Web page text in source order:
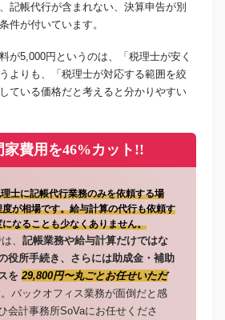
記帳代行が含まれない、決算申告が別
件が付いています。
が5,000円というのは、「税理士が安く
よりも、「税理士が対応する範囲を絞
ている価格だと考えると分かりやすい
家費用を46%カット!!
士に記帳代行業務のみを依頼する場
が相場です。給与計算の代行も依頼す
なることも少なくありません。
、 記帳業務や給与計算だけではな
役所手続き、さらには助成金・補助
を29,800円〜丸ごとお任せいただ
バックオフィス業務が面倒だと感
会計事務所SoVaにお任せくださ